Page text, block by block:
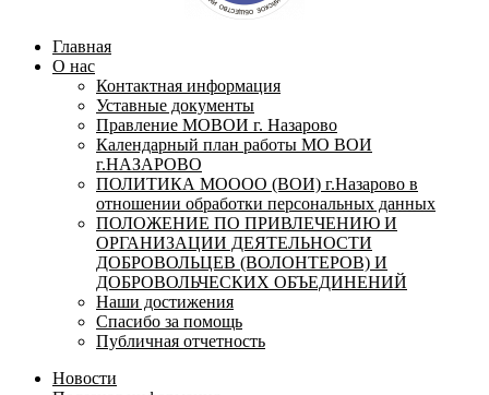
Главная
О нас
Контактная информация
Уставные документы
Правление МОВОИ г. Назарово
Календарный план работы МО ВОИ
г.НАЗАРОВО
ПОЛИТИКА МОООО (ВОИ) г.Назарово в
отношении обработки персональных данных
ПОЛОЖЕНИЕ ПО ПРИВЛЕЧЕНИЮ И
ОРГАНИЗАЦИИ ДЕЯТЕЛЬНОСТИ
ДОБРОВОЛЬЦЕВ (ВОЛОНТЕРОВ) И
ДОБРОВОЛЬЧЕСКИХ ОБЪЕДИНЕНИЙ
Наши достижения
Спасибо за помощь
Публичная отчетность
Новости